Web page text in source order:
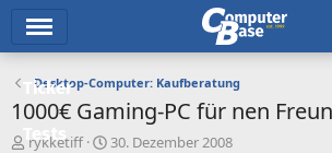
Ticker
Tests
Desktop-Computer: Kaufberatung
1000€ Gaming-PC für nen
E
rykketiff
E
30. Dezember 2008